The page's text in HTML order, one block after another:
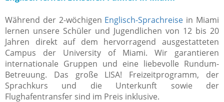
Während der 2-wöchigen Englisch-Sprachreise in Miami
lernen unsere Schüler und Jugendlichen von 12 bis 20
Jahren direkt auf dem hervorragend ausgestatteten
Campus der University of Miami. Wir garantieren
internationale Gruppen und eine liebevolle Rundum-
Betreuung. Das große LISA! Freizeitprogramm, der
Sprachkurs und die Unterkunft sowie der
Flughafentransfer sind im Preis inklusive.